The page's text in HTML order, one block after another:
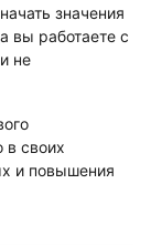
значения
вы работаете с
не
в своих
и повышения